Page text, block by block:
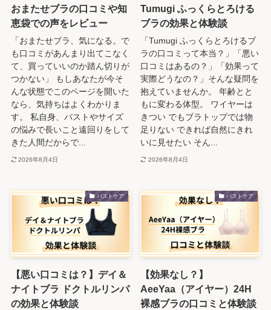
おまたせブラの口コミや知
恵袋での声をレビュー
「おまたせブラ、気になる。で
も口コミがあんまり出てこなく
て、買っていいのか踏ん切りが
つかない」 もしあなたが今そ
んな状態でこのページを開いた
なら、気持ちはよくわかりま
す。 私自身、バストやサイズ
の悩みで長いこと遠回りをして
きた人間だからで...
2026年8月4日
Tumugi ふっくらとろける
ブラの効果と体験談
「Tumugi ふっくらとろけるブ
ラの口コミって本当？」「悪い
口コミはあるの？」「効果って
実際どうなの？」そんな疑問を
抱えていませんか。 年齢とと
もに変わる体型。 ワイヤーは
きつい でもブラトップでは物
足りない できれば自然にきれ
いに見せたい そん...
2026年8月4日
バストケア
【悪い口コミは？】デイ＆
ナイトブラ ドクトルリンパ
の効果と体験談
バストケア
【効果なし？】
AeeYaa（アイヤー）24H
裸感ブラの口コミと体験談